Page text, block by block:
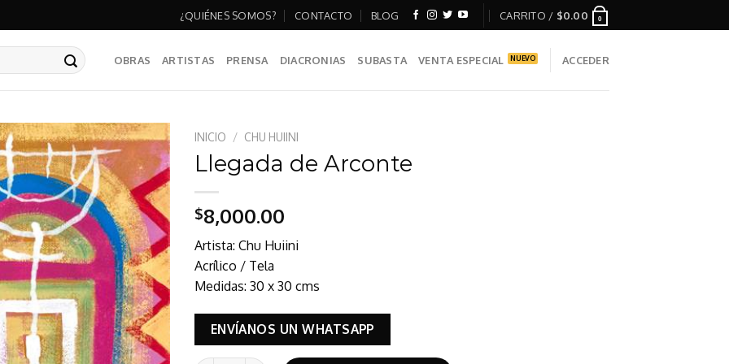
¿QUIÉNES SOMOS? CONTACTO BLOG CARRITO / $0.00 0
OBRAS ARTISTAS PRENSA DIACRONIAS SUBASTA VENTA ESPECIAL ACCEDER
INICIO / CHU HUIINI
Llegada de Arconte
$8,000.00
Artista: Chu Huiini
Acrílico / Tela
Medidas: 30 x 30 cms
ENVÍANOS UN WHATSAPP